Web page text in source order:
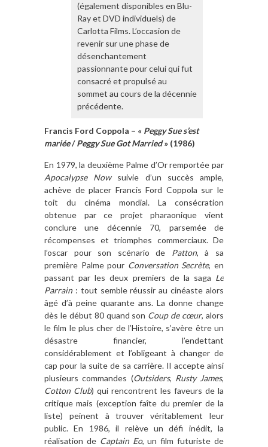
(également disponibles en Blu-
Ray et DVD individuels) de
Carlotta Films. L’occasion de
revenir sur une phase de
désenchantement
passionnante pour celui qui fut
consacré et propulsé au
sommet au cours de la décennie
précédente.
Francis Ford Coppola – « Peggy Sue s’est
mariée/Peggy Sue Got Married» (1986)
En 1979, la deuxième Palme d’Or remportée par
Apocalypse Nowsuivie d’un succès ample,
achève de placer Francis Ford Coppola sur le
toit du cinéma mondial. La consécration
obtenue par ce projet pharaonique vient
conclure une décennie 70, parsemée de
récompenses et triomphes commerciaux. De
l’oscar pour son scénario de Patton, à sa
première Palme pour Conversation Secrète, en
passant par les deux premiers de la saga Le
Parrain: tout semble réussir au cinéaste alors
âgé d’à peine quarante ans. La donne change
dès le début 80 quand son Coup de cœur, alors
le film le plus cher de l’Histoire, s’avère être un
désastre financier, l’endettant
considérablement et l’obligeant à changer de
cap pour la suite de sa carrière. Il accepte ainsi
plusieurs commandes (Outsiders, Rusty James,
Cotton Club) qui rencontrent les faveurs de la
critique mais (exception faîte du premier de la
liste) peinent à trouver véritablement leur
public. En 1986, il relève un défi inédit, la
réalisation de Captain Eo, un film futuriste de